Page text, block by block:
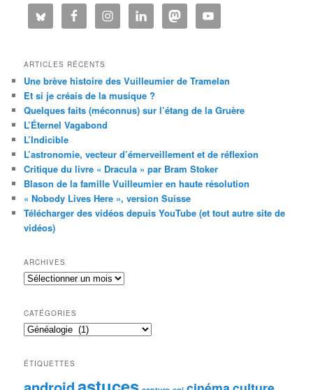
ARTICLES RÉCENTS
Une brève histoire des Vuilleumier de Tramelan
Et si je créais de la musique ?
Quelques faits (méconnus) sur l’étang de la Gruère
L’Éternel Vagabond
L’Indicible
L’astronomie, vecteur d’émerveillement et de réflexion
Critique du livre « Dracula » par Bram Stoker
Blason de la famille Vuilleumier en haute résolution
« Nobody Lives Here », version Suisse
Télécharger des vidéos depuis YouTube (et tout autre site de
vidéos)
ARCHIVES
Archives
CATÉGORIES
Catégories
ÉTIQUETTES